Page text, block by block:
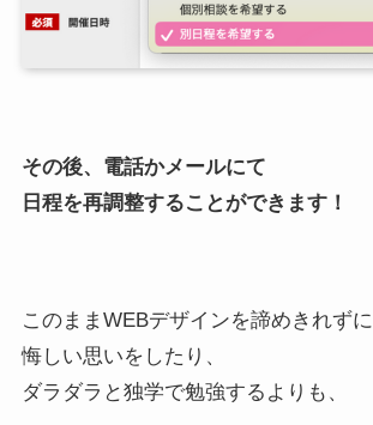
その後、電話かメールにて
日程を再調整することができます！
このままWEBデザインを諦めきれずに
悔しい思いをしたり、
ダラダラと独学で勉強するよりも、